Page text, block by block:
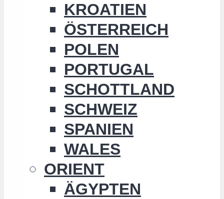
KROATIEN
ÖSTERREICH
POLEN
PORTUGAL
SCHOTTLAND
SCHWEIZ
SPANIEN
WALES
ORIENT
ÄGYPTEN